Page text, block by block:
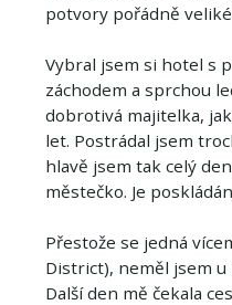
potvory pořádně
Vybral jsem si hotel s
záchodem a sprchou
dobrotivá majitelka,
let. Postrádal jsem
hlavě jsem tak celý
městečko. Je
Přestože se jedná
District), neměl jsem
Další den mě čekala